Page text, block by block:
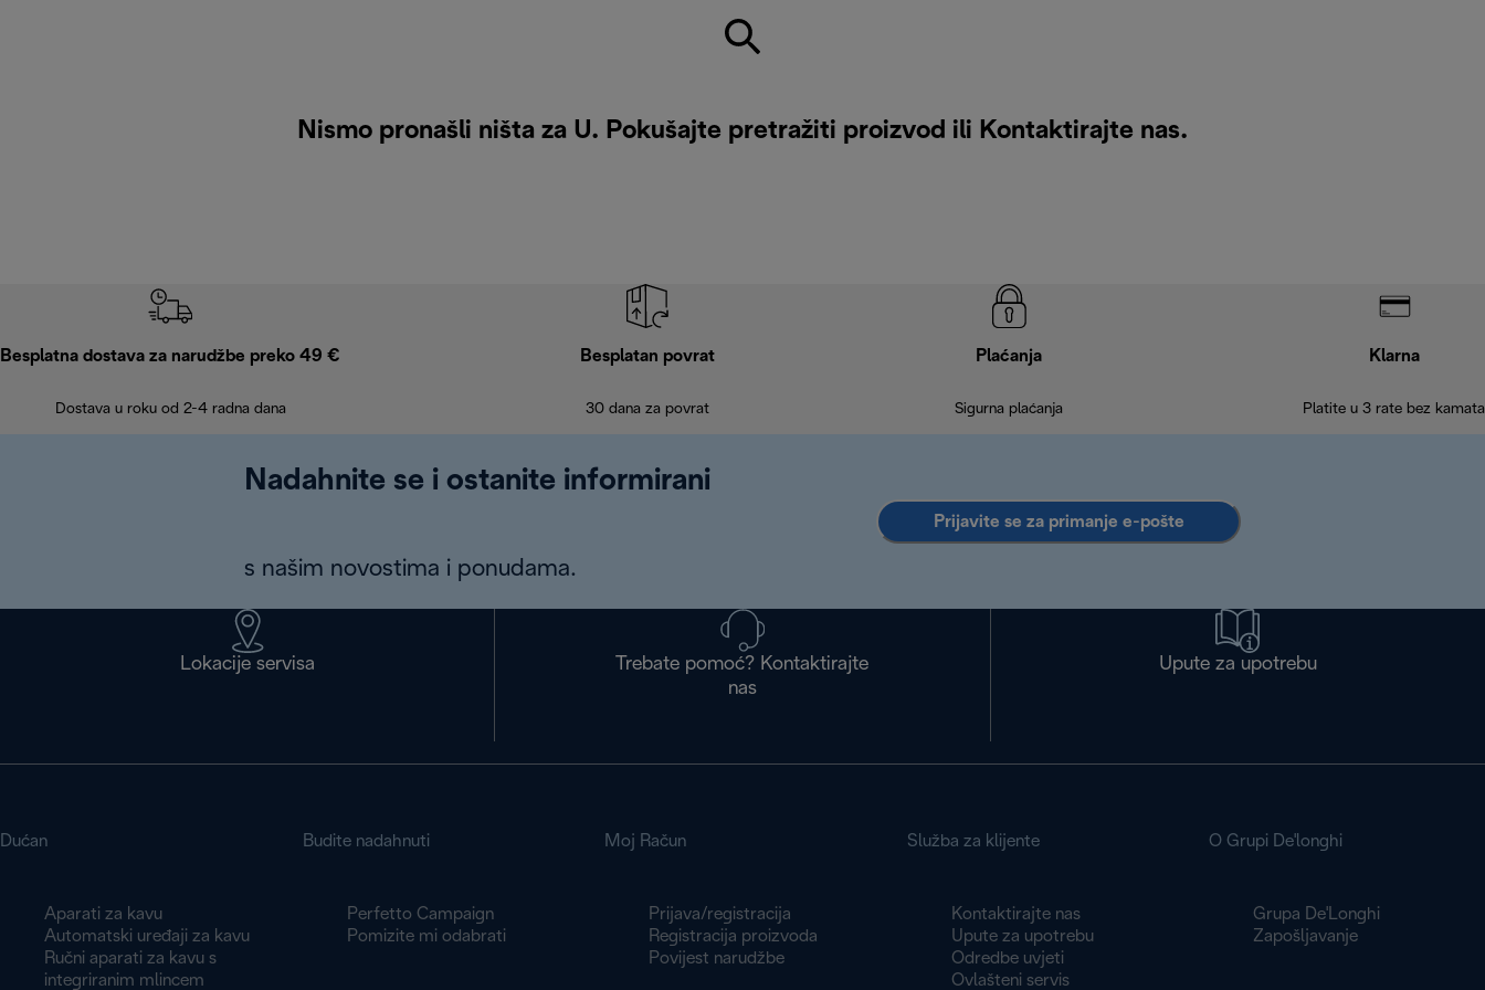
Nismo pronašli ništa za U. Pokušajte pretražiti proizvod ili Kontaktirajte nas.
Besplatna dostava za narudžbe preko 49 €
Dostava u roku od 2-4 radna dana
Besplatan povrat
30 dana za povrat
Plaćanja
Sigurna plaćanja
Klarna
Platite u 3 rate bez kamata
Nadahnite se i ostanite informirani
s našim novostima i ponudama.
Prijavite se za primanje e-pošte
Lokacije servisa
Trebate pomoć? Kontaktirajte
nas
Upute za upotrebu
Dućan
Aparati za kavu
Automatski uređaji za kavu
Ručni aparati za kavu s
integriranim mlincem
Budite nadahnuti
Perfetto Campaign
Pomizite mi odabrati
Moj Račun
Prijava/registracija
Registracija proizvoda
Povijest narudžbe
Služba za klijente
Kontaktirajte nas
Upute za upotrebu
Odredbe uvjeti
Ovlašteni servis
O Grupi De'longhi
Grupa De'Longhi
Zapošljavanje